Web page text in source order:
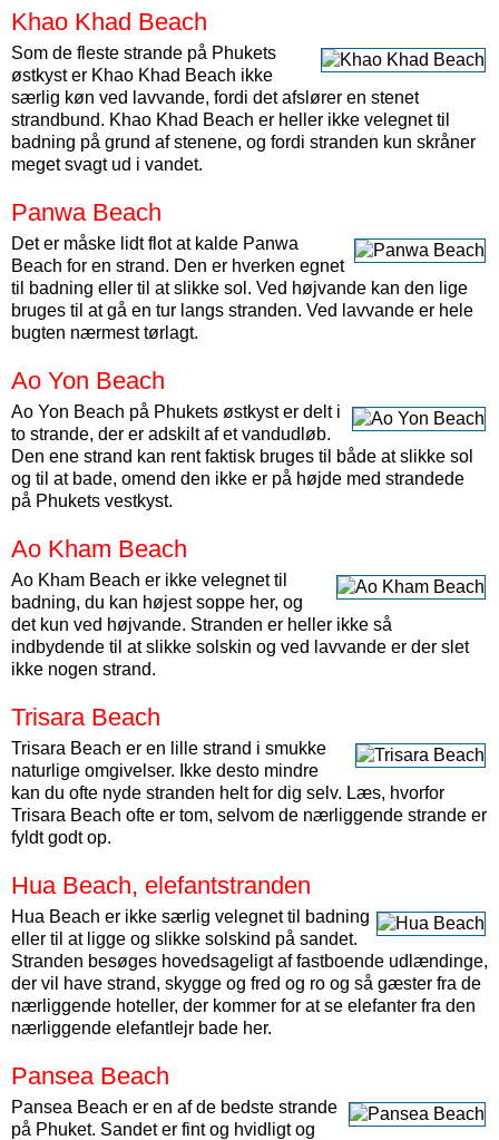
Khao Khad Beach
Som de fleste strande på Phukets
østkyst er Khao Khad Beach ikke
særlig køn ved lavvande, fordi det afslører en stenet
strandbund. Khao Khad Beach er heller ikke velegnet til
badning på grund af stenene, og fordi stranden kun skråner
meget svagt ud i vandet.
Panwa Beach
Det er måske lidt flot at kalde Panwa
Beach for en strand. Den er hverken egnet
til badning eller til at slikke sol. Ved højvande kan den lige
bruges til at gå en tur langs stranden. Ved lavvande er hele
bugten nærmest tørlagt.
Ao Yon Beach
Ao Yon Beach på Phukets østkyst er delt i
to strande, der er adskilt af et vandudløb.
Den ene strand kan rent faktisk bruges til både at slikke sol
og til at bade, omend den ikke er på højde med strandede
på Phukets vestkyst.
Ao Kham Beach
Ao Kham Beach er ikke velegnet til
badning, du kan højest soppe her, og
det kun ved højvande. Stranden er heller ikke så
indbydende til at slikke solskin og ved lavvande er der slet
ikke nogen strand.
Trisara Beach
Trisara Beach er en lille strand i smukke
naturlige omgivelser. Ikke desto mindre
kan du ofte nyde stranden helt for dig selv. Læs, hvorfor
Trisara Beach ofte er tom, selvom de nærliggende strande er
fyldt godt op.
Hua Beach, elefantstranden
Hua Beach er ikke særlig velegnet til badning
eller til at ligge og slikke solskind på sandet.
Stranden besøges hovedsageligt af fastboende udlændinge,
der vil have strand, skygge og fred og ro og så gæster fra de
nærliggende hoteller, der kommer for at se elefanter fra den
nærliggende elefantlejr bade her.
Pansea Beach
Pansea Beach er en af de bedste strande
på Phuket. Sandet er fint og hvidligt og